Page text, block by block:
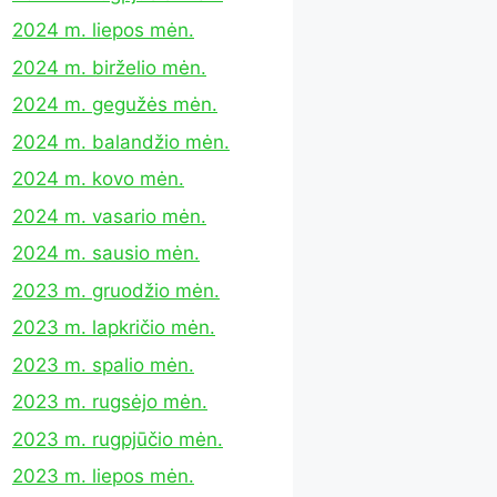
2024 m. liepos mėn.
2024 m. birželio mėn.
2024 m. gegužės mėn.
2024 m. balandžio mėn.
2024 m. kovo mėn.
2024 m. vasario mėn.
2024 m. sausio mėn.
2023 m. gruodžio mėn.
2023 m. lapkričio mėn.
2023 m. spalio mėn.
2023 m. rugsėjo mėn.
2023 m. rugpjūčio mėn.
2023 m. liepos mėn.